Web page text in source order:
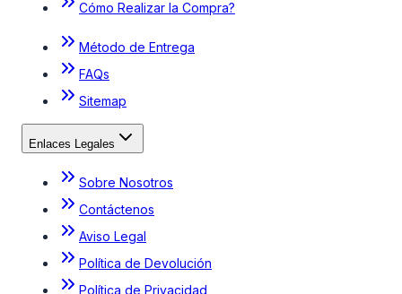
Cómo Realizar la Compra?
Método de Entrega
FAQs
Sitemap
Enlaces Legales
Sobre Nosotros
Contáctenos
Aviso Legal
Política de Devolución
Política de Privacidad